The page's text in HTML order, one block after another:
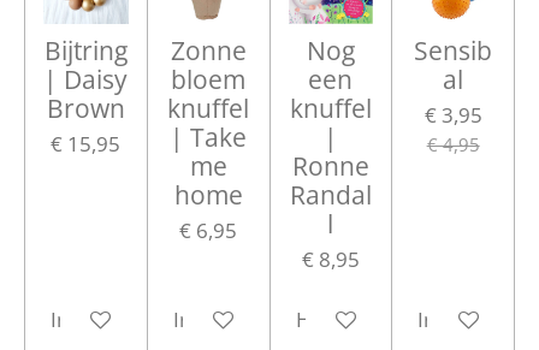
Bijtring
| Daisy
Brown
€ 15,95
In winkelwagen
Zonne
bloem
knuffel
| Take
me
home
€ 6,95
In winkelwagen
Nog
een
knuffel
|
Ronne
Randal
l
€ 8,95
Houd mij op de hoogte
Sensib
al
€ 3,95
€ 4,95
In